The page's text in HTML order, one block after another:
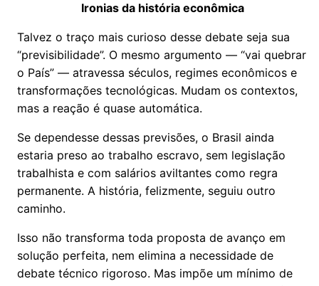
Ironias da história econômica
Talvez o traço mais curioso desse debate seja sua
“previsibilidade”. O mesmo argumento — “vai quebrar
o País” — atravessa séculos, regimes econômicos e
transformações tecnológicas. Mudam os contextos,
mas a reação é quase automática.
Se dependesse dessas previsões, o Brasil ainda
estaria preso ao trabalho escravo, sem legislação
trabalhista e com salários aviltantes como regra
permanente. A história, felizmente, seguiu outro
caminho.
Isso não transforma toda proposta de avanço em
solução perfeita, nem elimina a necessidade de
debate técnico rigoroso. Mas impõe um mínimo de